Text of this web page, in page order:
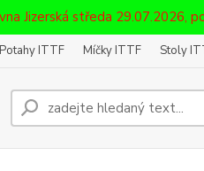
Jizerská středa 29.07.2026,
Potahy ITTF Míčky ITTF Stoly